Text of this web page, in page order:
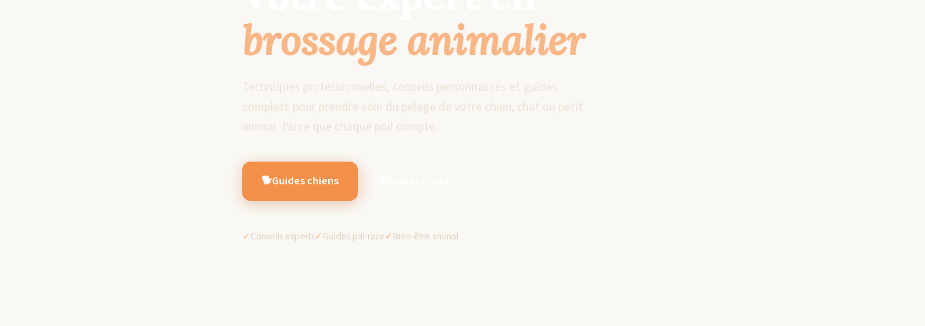
brossage animalier
Techniques professionnelles, conseils personnalisés et guides
complets pour prendre soin du pelage de votre chien, chat ou petit
animal. Parce que chaque poil compte.
🐕Guides chiens
✓ Conseils experts✓ Guides par race✓ Bien-être animal